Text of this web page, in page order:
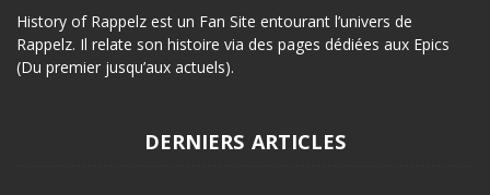
History of Rappelz est un Fan Site entourant l’univers de
Rappelz. Il relate son histoire via des pages dédiées aux Epics
(Du premier jusqu’aux actuels).
DERNIERS ARTICLES